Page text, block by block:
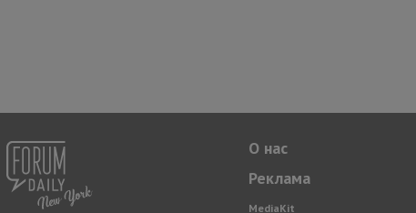
О нас
Реклама
MediaKit